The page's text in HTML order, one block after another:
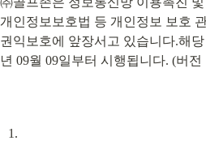
개인정보보호법 등 개인정보 보호
권익보호에 앞장서고 있습니다.해
년 09월 09일부터 시행됩니다. (버전